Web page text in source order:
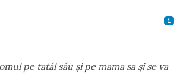
1
pe tatăl său şi pe mama sa şi se va